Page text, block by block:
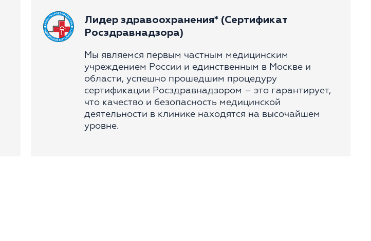
Городской клинической больницы имени С.
С. Юдина. Специализируется на лечении
солидных опухолей торакоабдоминальной
локализации.
ДОПОЛНИТЕЛЬНОЕ ОБУЧЕНИЕ
Лидер здравоохранения* (Сертификат
Росздравнадзора)
Мы являемся первым частным медицинским
учреждением России и единственным в Москве и
области, успешно прошедшим процедуру
сертификации Росздравнадзором – это гарантирует,
что качество и безопасность медицинской
деятельности в клинике находятся на высочайшем
уровне.